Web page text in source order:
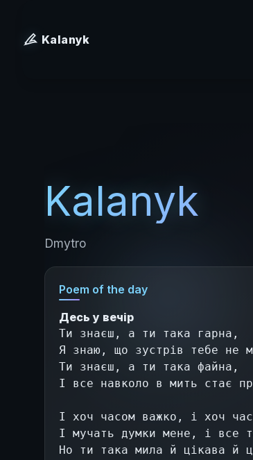
Kalanyk
Kalanyk
Dmytro
Poem of the day
Десь у вечір
Ти знаєш, а ти така гарна,
Я знаю, що зустрів тебе не
Ти знаєш, а ти така файна,
І все навколо в мить стає
І хоч часом важко, і хоч
І мучать думки мене, і все
Но ти така мила й цікава й